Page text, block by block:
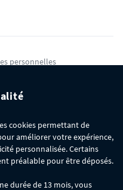
personnelles
cookies permettant de
améliorer votre expérience,
personnalisée. Certains
préalable pour être déposés.
durée de 13 mois, vous